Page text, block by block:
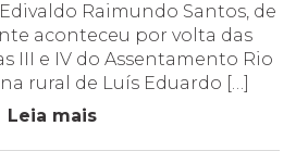
Raimundo Santos, de
aconteceu por volta das
III e IV do Assentamento Rio
rural de Luís Eduardo […]
Leia mais